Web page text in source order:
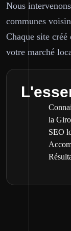
Nous
communes
Chaque site
votre marché
la
SEO